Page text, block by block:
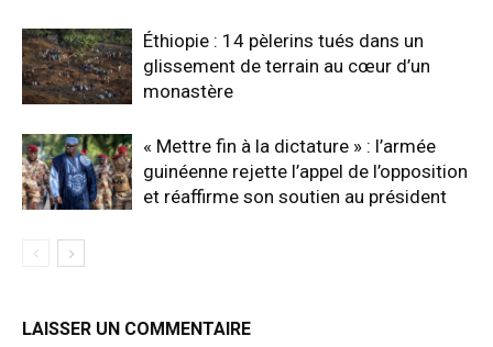
Éthiopie : 14 pèlerins tués dans un
glissement de terrain au cœur d’un
monastère
« Mettre fin à la dictature » : l’armée
guinéenne rejette l’appel de l’opposition
et réaffirme son soutien au président
LAISSER UN COMMENTAIRE